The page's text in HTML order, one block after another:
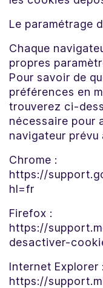
Le paramétrage
Chaque
propres
Pour savoir de
préférences en
trouverez ci-
nécessaire pour
navigateur
Chrome :
https://
hl=fr
Firefox :
https://
desactiver-
Internet Explorer :
https://